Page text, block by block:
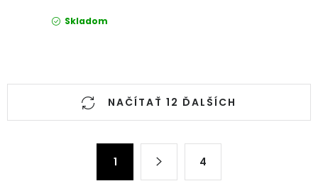
Skladom
Ovládacie prvky výpisuNAČÍTAŤ 12 ĎALŠÍCH
1 4